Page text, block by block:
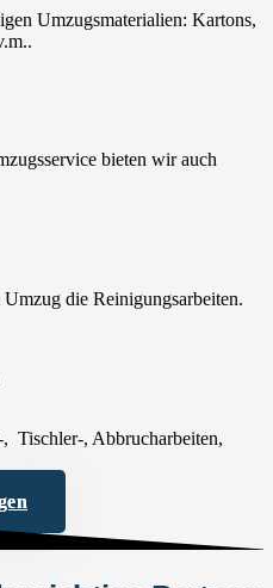
Umzugsmaterialien: Kartons,
bieten wir auch
die Reinigungsarbeiten.
Tischler-, Abbrucharbeiten,